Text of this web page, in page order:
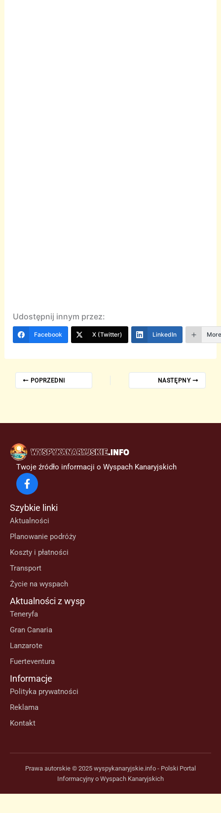
Udostępnij innym przez:
Facebook X (Twitter) LinkedIn
POPRZEDNI NASTĘPNY
Twoje źródło informacji o Wyspach Kanaryjskich
Szybkie linki
Aktualności
Planowanie podróży
Koszty i płatności
Transport
Życie na wyspach
Aktualności z wysp
Teneryfa
Gran Canaria
Lanzarote
Fuerteventura
Informacje
Polityka prywatności
Reklama
Kontakt
Prawa autorskie © 2025 wyspykanaryjskie.info - Polski Portal
Informacyjny o Wyspach Kanaryjskich